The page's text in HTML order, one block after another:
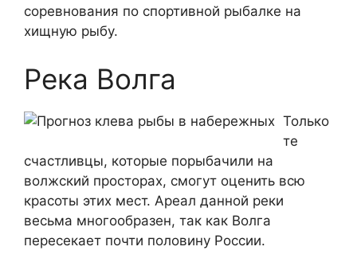
соревнования по спортивной рыбалке на
хищную рыбу.
Река Волга
Только
те
счастливцы, которые порыбачили на
волжский просторах, смогут оценить всю
красоты этих мест. Ареал данной реки
весьма многообразен, так как Волга
пересекает почти половину России.